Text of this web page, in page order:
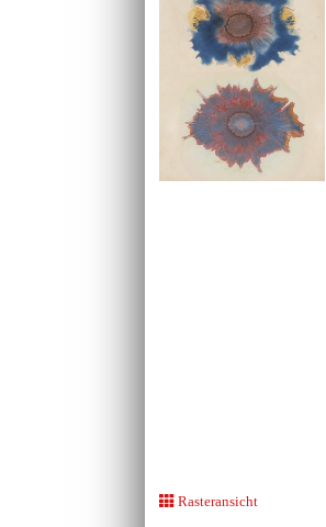
Rasteransicht